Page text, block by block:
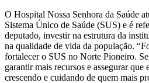
O Hospital Nossa Senhora da Saúde
Sistema Único de Saúde (SUS) e é
deputado, investir na estrutura da
na qualidade de vida da população.
fortalecer o SUS no Norte Pioneiro.
garantir mais recursos e assegurar que
crescendo e cuidando de quem mais